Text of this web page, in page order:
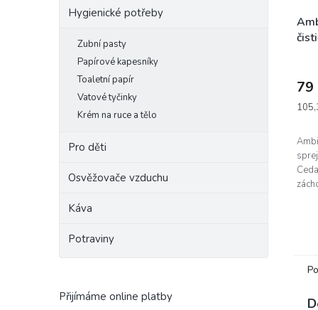
Hygienické potřeby
Zubní pasty
Papírové kapesníky
Toaletní papír
Vatové tyčinky
Krém na ruce a tělo
Pro děti
Osvěžovače vzduchu
Káva
Potraviny
Přijímáme online platby
79